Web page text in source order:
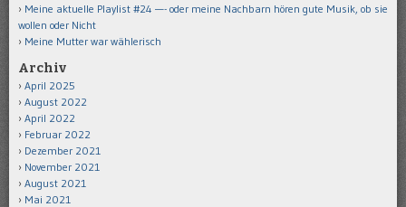
Meine aktuelle Playlist #24 —- oder meine Nachbarn hören gute Musik, ob sie
wollen oder Nicht
Meine Mutter war wählerisch
Archiv
April 2025
August 2022
April 2022
Februar 2022
Dezember 2021
November 2021
August 2021
Mai 2021